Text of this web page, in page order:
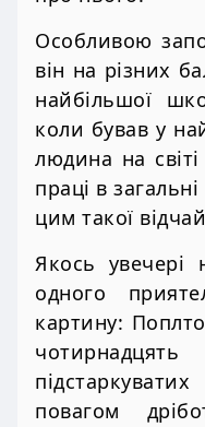
Особливою
він на різних
найбільшої
коли бував у
людина на
праці в
цим такої
Якось
одного
картину:
повагом